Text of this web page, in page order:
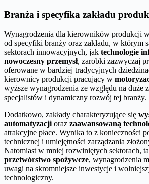
Branża i specyfika zakładu
Wynagrodzenia dla kierowników produkcji
od specyfiki branży oraz zakładu, w którym
sektorach innowacyjnych, jak technologie
nowoczesny przemysł, zarobki zazwyczaj
oferowane w bardziej tradycyjnych
kierownicy produkcji pracujący w
wyższe wynagrodzenia ze względu na duże
specjalistów i dynamiczny rozwój tej branży.
Dodatkowo, zakłady charakteryzujące się
automatyzacji oraz zaawansowaną
atrakcyjne płace. Wynika to z konieczności
technicznej i umiejętności zarządzania
Natomiast w mniej rozwiniętych sektorach,
przetwórstwo spożywcze, wynagrodzenia
uwagi na skromniejsze inwestycje i
technologiczny.